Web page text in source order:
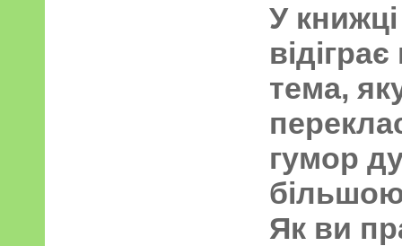
У
тема,
гумор
Як ви